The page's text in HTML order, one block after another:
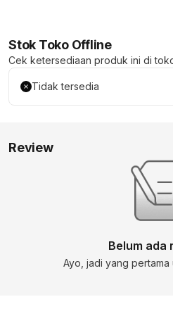
Stok Toko Offline
Cek ketersediaan produk ini di
Tidak tersedia
Review
Belum ada
Ayo, jadi yang